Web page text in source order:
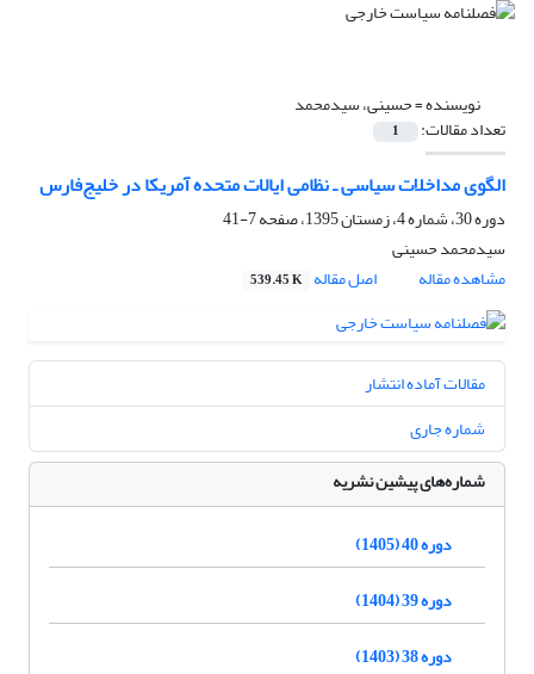
نویسنده =حسینی، سیدمحمد
تعداد مقالات: 1
الگوی مداخلات سیاسی ـ نظامی ایالات متحده آمریکا در خلیج‌فارس
دوره 30، شماره 4، زمستان 1395، صفحه
7-41
سیدمحمد حسینی
مشاهده مقاله
اصل مقاله 539.45 K
مقالات آماده انتشار
شماره جاری
شماره‌های پیشین نشریه
دوره 40 (1405)
دوره 39 (1404)
دوره 38 (1403)